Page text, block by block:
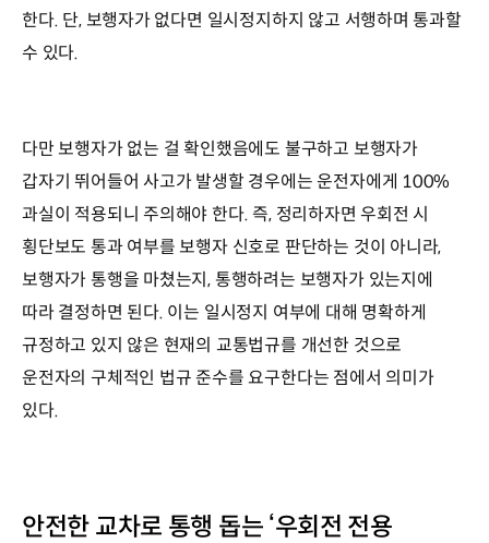
한다. 단, 보행자가 없다면 일시정지하지 않고 서행하며 통과할
수 있다.
다만 보행자가 없는 걸 확인했음에도 불구하고 보행자가
갑자기 뛰어들어 사고가 발생할 경우에는 운전자에게 100%
과실이 적용되니 주의해야 한다. 즉, 정리하자면 우회전 시
횡단보도 통과 여부를 보행자 신호로 판단하는 것이 아니라,
보행자가 통행을 마쳤는지, 통행하려는 보행자가 있는지에
따라 결정하면 된다. 이는 일시정지 여부에 대해 명확하게
규정하고 있지 않은 현재의 교통법규를 개선한 것으로
운전자의 구체적인 법규 준수를 요구한다는 점에서 의미가
있다.
안전한 교차로 통행 돕는 ‘우회전 전용